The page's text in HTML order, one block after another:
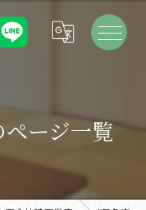
ージ一覧